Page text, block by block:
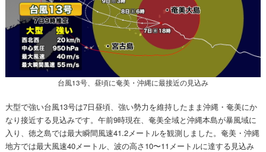
台風13号、昼頃に奄美・沖縄に最接近の見込み
大型で強い台風13号は7日昼頃、強い勢力を維持したまま沖縄・奄美にか
なり接近する見込みです。午前9時現在、奄美全域と沖縄本島が暴風域に
入り、徳之島では最大瞬間風速41.2メートルを観測しました。奄美・沖縄
地方では最大風速40メートル、波の高さ10〜11メートルに達する見込み